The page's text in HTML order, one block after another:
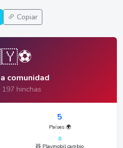
Copiar
comunidad
197 hinchas
5
Países 🌍
0
🧸 Playmobil cambio